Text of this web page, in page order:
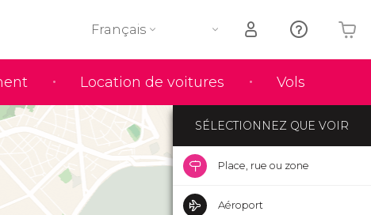
Location de voitures Vols
Français
SÉLECTIONNEZ QUE VOIR
Place, rue ou zone
Aéroport